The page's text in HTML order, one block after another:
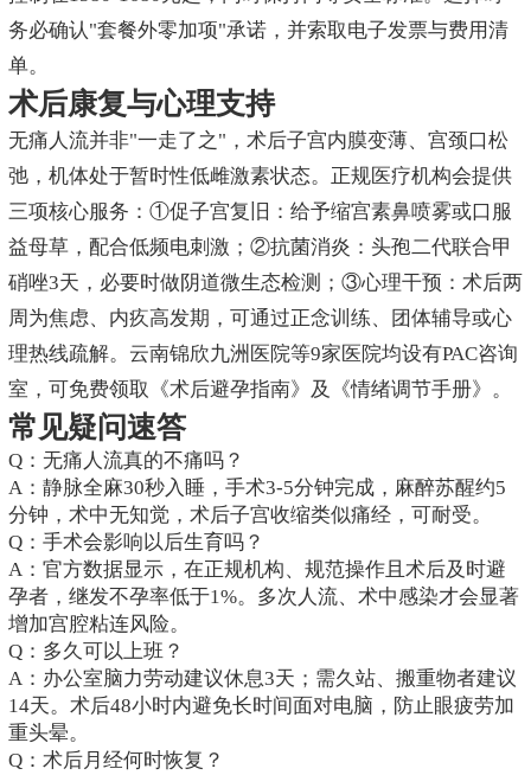
务必确认"套餐外零加项"承诺，并索取电子发票与费用清
单。
术后康复与心理支持
无痛人流并非"一走了之"，术后子宫内膜变薄、宫颈口松
弛，机体处于暂时性低雌激素状态。正规医疗机构会提供
三项核心服务：①促子宫复旧：给予缩宫素鼻喷雾或口服
益母草，配合低频电刺激；②抗菌消炎：头孢二代联合甲
硝唑3天，必要时做阴道微生态检测；③心理干预：术后两
周为焦虑、内疚高发期，可通过正念训练、团体辅导或心
理热线疏解。云南锦欣九洲医院等9家医院均设有PAC咨询
室，可免费领取《术后避孕指南》及《情绪调节手册》。
常见疑问速答
Q：无痛人流真的不痛吗？
A：静脉全麻30秒入睡，手术3-5分钟完成，麻醉苏醒约5
分钟，术中无知觉，术后子宫收缩类似痛经，可耐受。
Q：手术会影响以后生育吗？
A：官方数据显示，在正规机构、规范操作且术后及时避
孕者，继发不孕率低于1%。多次人流、术中感染才会显著
增加宫腔粘连风险。
Q：多久可以上班？
A：办公室脑力劳动建议休息3天；需久站、搬重物者建议
14天。术后48小时内避免长时间面对电脑，防止眼疲劳加
重头晕。
Q：术后月经何时恢复？